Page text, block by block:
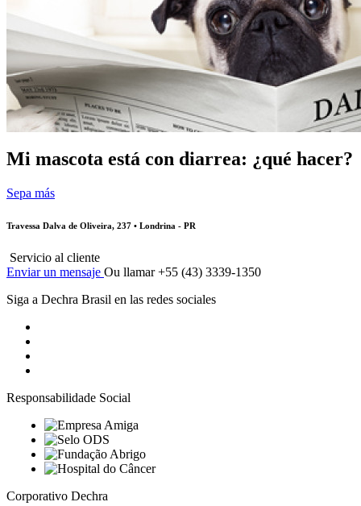
Mi mascota está con diarrea: ¿qué hacer?
Sepa más
Travessa Dalva de Oliveira, 237 • Londrina - PR
Servicio al cliente
Enviar un mensaje Ou llamar +55 (43) 3339-1350
Siga a Dechra Brasil en las redes sociales
Responsabilidade Social
Corporativo Dechra